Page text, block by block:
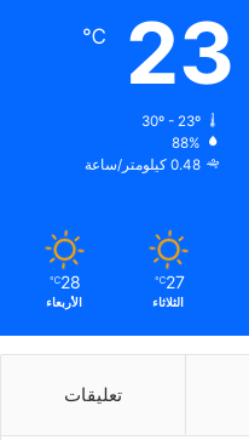
23
℃
30º - 23º
88%
0.48 كيلومتر/ساعة
27
℃
الثلاثاء
28
℃
الأربعاء
تعليقات